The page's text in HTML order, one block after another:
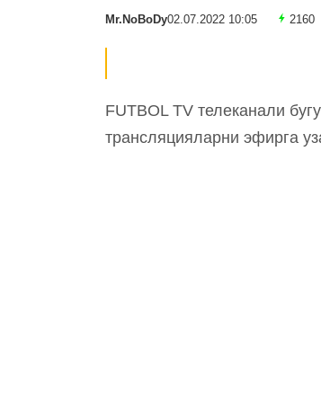
Mr.NoBoDy02.07.2022 10:05 2160
FUTBOL TV телеканали
трансляцияларни эфирга